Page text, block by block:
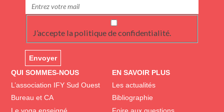
J’accepte la politique de confidentialité.
QUI SOMMES-NOUS
L’association IFY Sud Ouest
Bureau et CA
Le yoga enseigné
EN SAVOIR PLUS
Les actualités
Bibliographie
Foire aux questions